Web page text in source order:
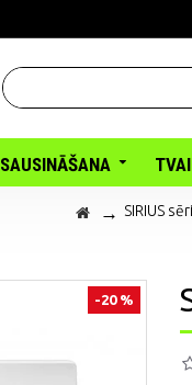
SAUSINĀŠANA
SIRIUS
-20 %